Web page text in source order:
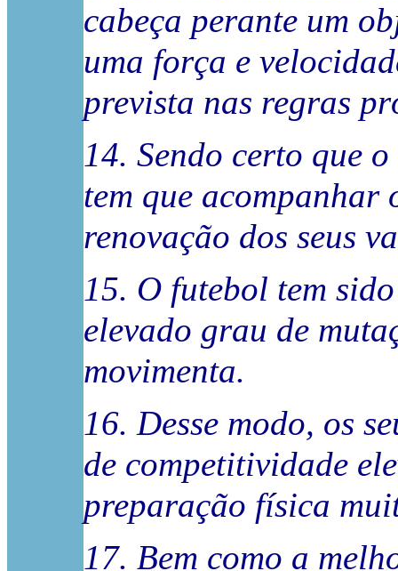
cabeça perante um
uma força e
prevista nas regras
14. Sendo certo que
tem que acompanhar
renovação dos seus
15. O futebol tem
elevado grau de
movimenta.
16. Desse modo, os
de competitividade
preparação física
17. Bem como a